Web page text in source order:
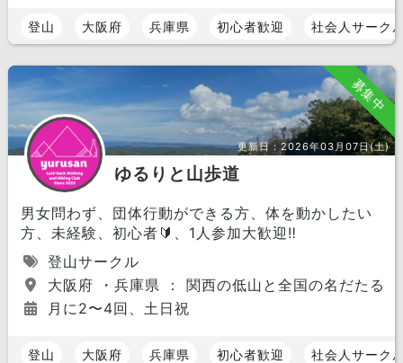
登山 大阪府 兵庫県 初心者歓迎 社会人サーク
募集中
更新日：2026年03月07日(土)
ゆるりと山歩道
男女問わず、団体行動ができる方、体を動かしたい
方、未経験、初心者🔰、1人参加大歓迎‼️
登山サークル
大阪府 ・兵庫県 ： 関西の低山と全国の名だたる山
月に2〜4回、土日祝
登山 大阪府 兵庫県 初心者歓迎 社会人サーク